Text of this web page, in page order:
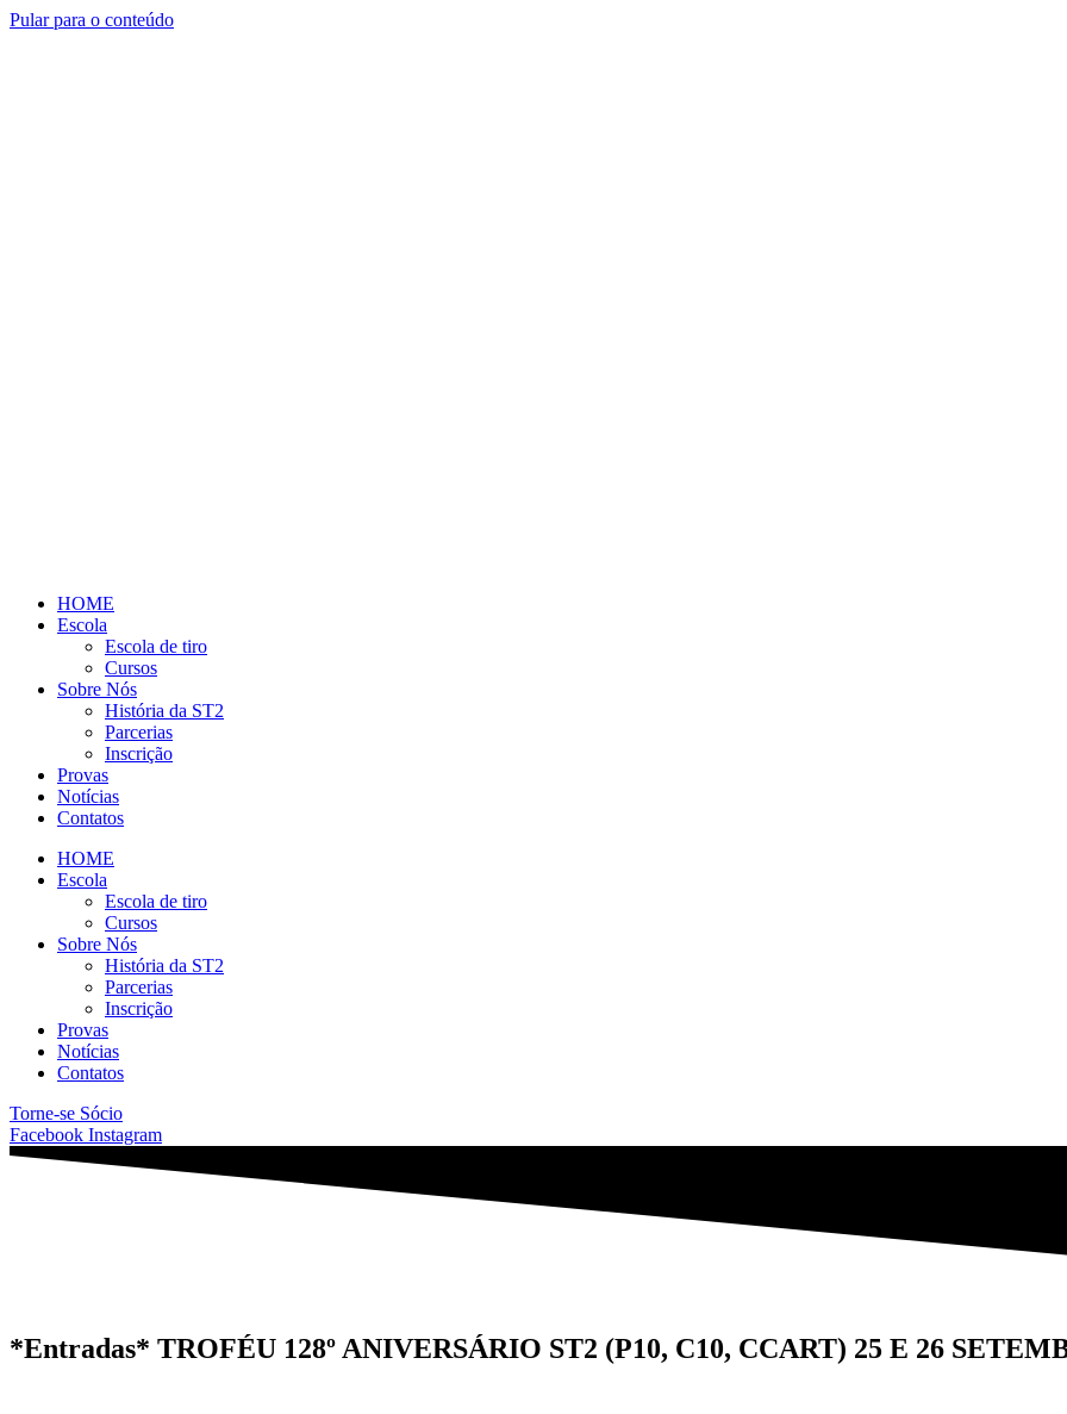
Pular para o conteúdo
HOME
Escola
Escola de tiro
Cursos
Sobre Nós
História da ST2
Parcerias
Inscrição
Provas
Notícias
Contatos
HOME
Escola
Escola de tiro
Cursos
Sobre Nós
História da ST2
Parcerias
Inscrição
Provas
Notícias
Contatos
Torne-se Sócio
Facebook Instagram
*Entradas* TROFÉU 128º ANIVERSÁRIO ST2 (P10, C10, CCART) 25 E 26